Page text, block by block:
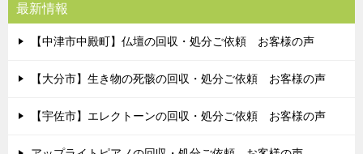
最新情報
【中津市中殿町】仏壇の回収・処分ご依頼 お客様の声
【大分市】生き物の死骸の回収・処分ご依頼 お客様の声
【宇佐市】エレクトーンの回収・処分ご依頼 お客様の声